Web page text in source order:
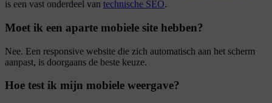
is een vast onderdeel van technische SEO.
Moet ik een aparte mobiele site hebben?
Nee. Een responsive website die zich automatisch aan het scherm
aanpast, is doorgaans de beste keuze.
Hoe test ik mijn mobiele weergave?